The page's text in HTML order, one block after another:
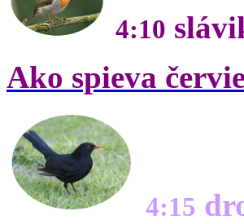
4:10
Ako spieva
4:15